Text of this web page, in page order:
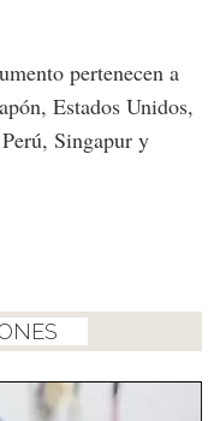
pertenecen a
Estados Unidos,
Singapur y